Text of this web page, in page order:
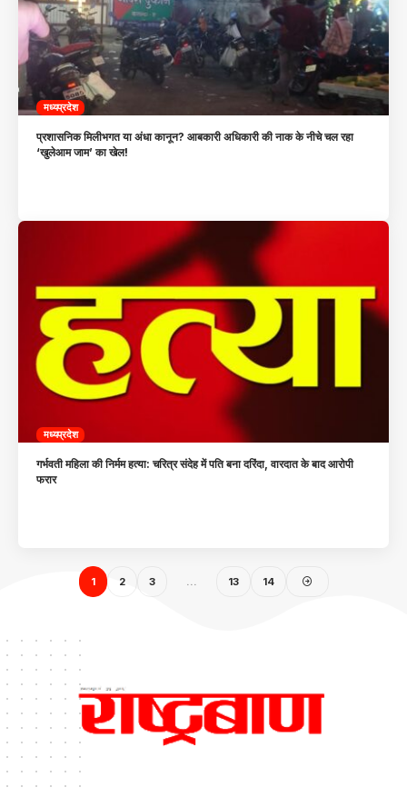
मध्यप्रदेश
प्रशासनिक मिलीभगत या अंधा कानून? आबकारी अधिकारी की नाक के नीचे चल रहा
‘खुलेआम जाम’ का खेल!
मध्यप्रदेश
गर्भवती महिला की निर्मम हत्या: चरित्र संदेह में पति बना दरिंदा, वारदात के बाद आरोपी
फरार
1 2 3 13 14